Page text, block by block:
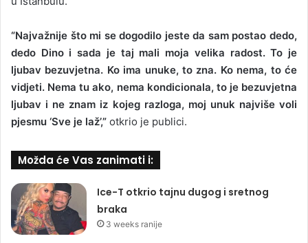
“Najvažnije što mi se dogodilo jeste da sam postao dedo,
dedo Dino i sada je taj mali moja velika radost. To je
ljubav bezuvjetna. Ko ima unuke, to zna. Ko nema, to će
vidjeti. Nema tu ako, nema kondicionala, to je bezuvjetna
ljubav i ne znam iz kojeg razloga, moj unuk najviše voli
pjesmu ‘Sve je laž’,” otkrio je publici.
Možda će Vas zanimati i:
Ice-T otkrio tajnu dugog i sretnog
braka
3 weeks ranije